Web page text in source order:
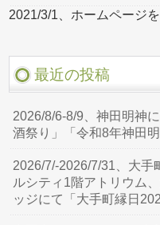
2021/3/1、ホームページ
最近の投稿
2026/8/6-8/9、神田明神
酒祭り」「令和8年神田
2026/7/-2026/7/31、大手
ルシティ1階アトリウム
ッジにて「大手町縁日